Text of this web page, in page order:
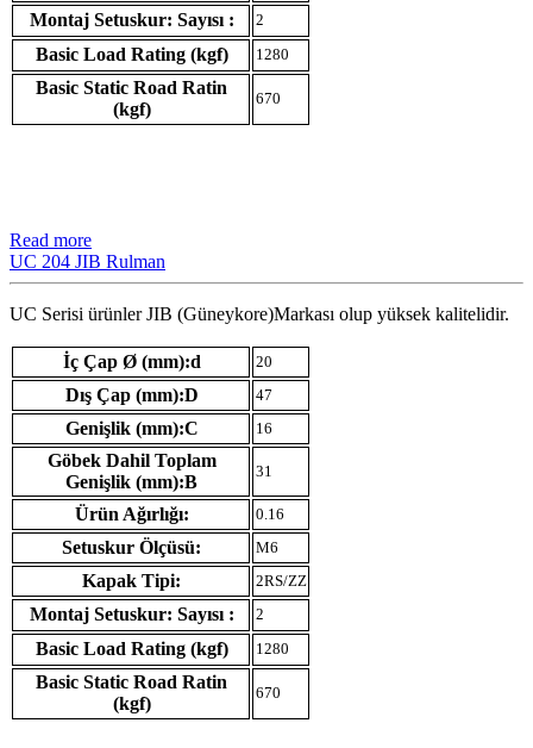
Montaj Setuskur: Sayısı : 2
Basic Load Rating (kgf) 1280
Basic Static Road Ratin
(kgf)
670
Read more
UC 204 JIB Rulman
UC Serisi ürünler JIB (Güneykore)Markası olup yüksek kalitelidir.
İç Çap Ø (mm):d 20
Dış Çap (mm):D 47
Genişlik (mm):C 16
Göbek Dahil Toplam
Genişlik (mm):B
31
Ürün Ağırlığı: 0.16
Setuskur Ölçüsü: M6
Kapak Tipi: 2RS/ZZ
Montaj Setuskur: Sayısı : 2
Basic Load Rating (kgf) 1280
Basic Static Road Ratin
(kgf)
670